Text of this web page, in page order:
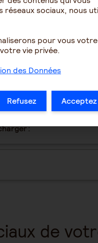
Des offres
personnel,
Des offres de
garanties
à
:
de
sociaux, nous
pour vous
vie privée.
des Données
Refusez